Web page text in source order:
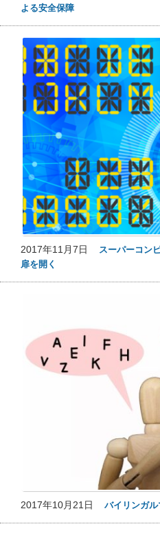
よる安全保障
2017年11月7日
スーパーコン
扉を開く
2017年10月21日 バイリンガ